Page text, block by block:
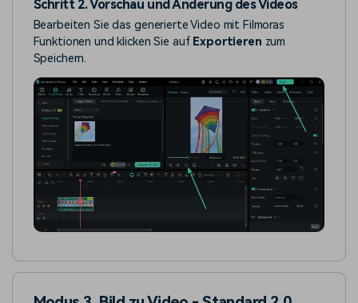
Schritt 2. Vorschau und Änderung des Videos
Bearbeiten Sie das generierte Video mit Filmoras
Funktionen und klicken Sie auf Exportieren zum
Speichern.